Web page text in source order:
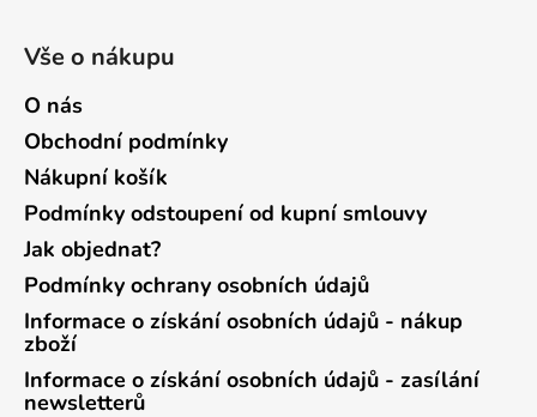
Vše o nákupu
O nás
Obchodní podmínky
Nákupní košík
Podmínky odstoupení od kupní smlouvy
Jak objednat?
Podmínky ochrany osobních údajů
Informace o získání osobních údajů - nákup
zboží
Informace o získání osobních údajů - zasílání
newsletterů